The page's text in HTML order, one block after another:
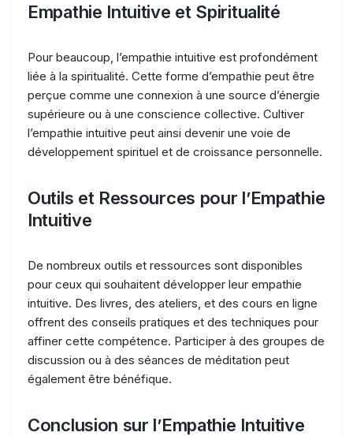
Empathie Intuitive et Spiritualité
Pour beaucoup, l’empathie intuitive est profondément
liée à la spiritualité. Cette forme d’empathie peut être
perçue comme une connexion à une source d’énergie
supérieure ou à une conscience collective. Cultiver
l’empathie intuitive peut ainsi devenir une voie de
développement spirituel et de croissance personnelle.
Outils et Ressources pour l’Empathie
Intuitive
De nombreux outils et ressources sont disponibles
pour ceux qui souhaitent développer leur empathie
intuitive. Des livres, des ateliers, et des cours en ligne
offrent des conseils pratiques et des techniques pour
affiner cette compétence. Participer à des groupes de
discussion ou à des séances de méditation peut
également être bénéfique.
Conclusion sur l’Empathie Intuitive